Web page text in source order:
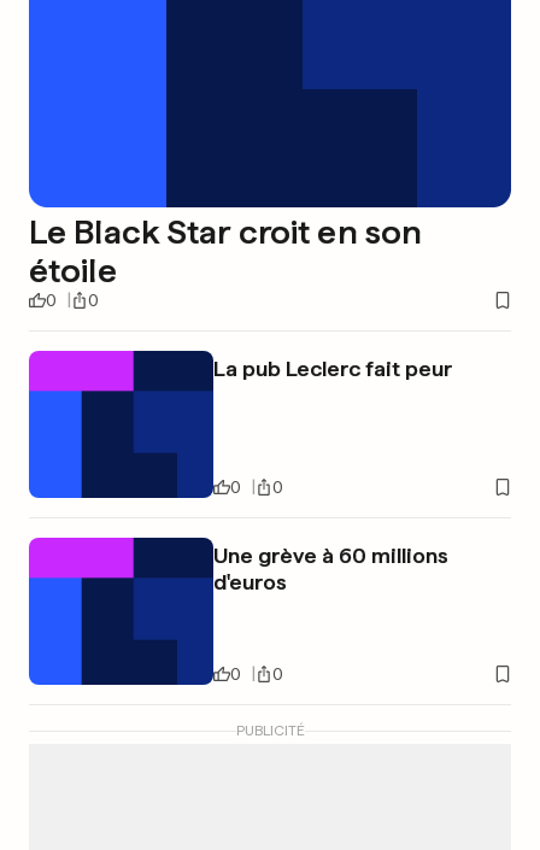
Le Black Star croit en son
étoile
0 0
La pub Leclerc fait peur
0 0
Une grève à 60 millions
d'euros
0 0
PUBLICITÉ